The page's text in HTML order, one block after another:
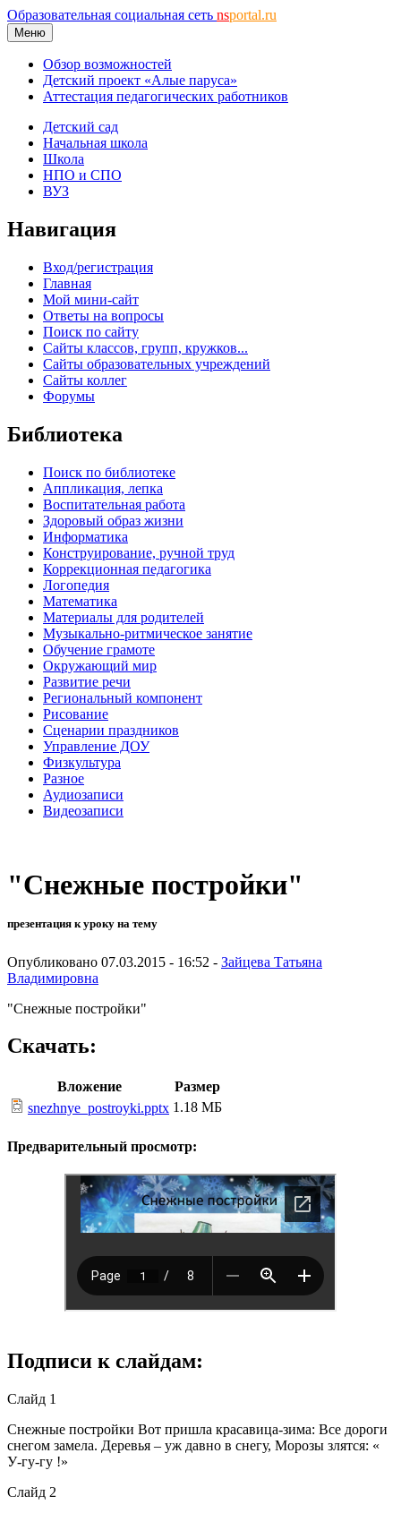
Образовательная социальная сеть nsportal.ru
Меню
Обзор возможностей
Детский проект «Алые паруса»
Аттестация педагогических работников
Детский сад
Начальная школа
Школа
НПО и СПО
ВУЗ
Навигация
Вход/регистрация
Главная
Мой мини-сайт
Ответы на вопросы
Поиск по сайту
Сайты классов, групп, кружков...
Сайты образовательных учреждений
Сайты коллег
Форумы
Библиотека
Поиск по библиотеке
Аппликация, лепка
Воспитательная работа
Здоровый образ жизни
Информатика
Конструирование, ручной труд
Коррекционная педагогика
Логопедия
Математика
Материалы для родителей
Музыкально-ритмическое занятие
Обучение грамоте
Окружающий мир
Развитие речи
Региональный компонент
Рисование
Сценарии праздников
Управление ДОУ
Физкультура
Разное
Аудиозаписи
Видеозаписи
"Снежные постройки"
презентация к уроку на тему
Опубликовано 07.03.2015 - 16:52 - Зайцева Татьяна
Владимировна
"Снежные постройки"
Скачать:
Вложение
Размер
snezhnye_postroyki.pptx 1.18 МБ
Предварительный просмотр:
Подписи к слайдам:
Слайд 1
Снежные постройки Вот пришла красавица-зима: Все дороги
снегом замела. Деревья – уж давно в снегу, Морозы злятся: «
У-гу-гу !»
Слайд 2